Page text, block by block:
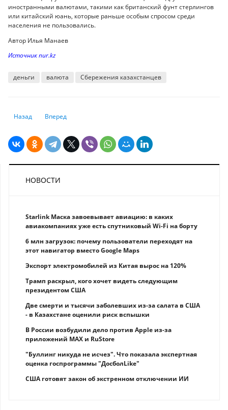
иностранными валютами, такими как британский фунт стерлингов
или китайский юань, которые раньше особым спросом среди
населения не пользовались.
Автор Илья Манаев
Источник nur.kz
деньги валюта Сбережения казахстанцев
Предыдущий: Сюрпризы и разочарования дивидендного сезона в
Назад Следующий: Частные детективы: как они помогают найти
Вперед
НОВОСТИ
Starlink Маска завоевывает авиацию: в каких
авиакомпаниях уже есть спутниковый Wi-Fi на борту
6 млн загрузок: почему пользователи переходят на
этот навигатор вместо Google Maps
Экспорт электромобилей из Китая вырос на 120%
Трамп раскрыл, кого хочет видеть следующим
президентом США
Две смерти и тысячи заболевших из-за салата в США
- в Казахстане оценили риск вспышки
В России возбудили дело против Apple из-за
приложений MAX и RuStore
"Буллинг никуда не исчез". Что показала экспертная
оценка госпрограммы "ДосболLike"
США готовят закон об экстренном отключении ИИ